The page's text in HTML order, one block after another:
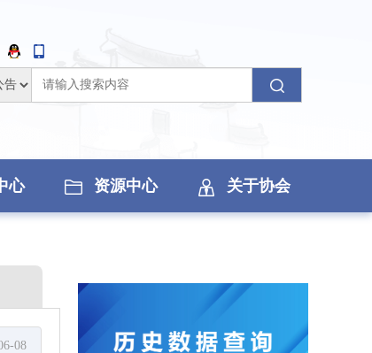
心 资源中心 关于协会
08